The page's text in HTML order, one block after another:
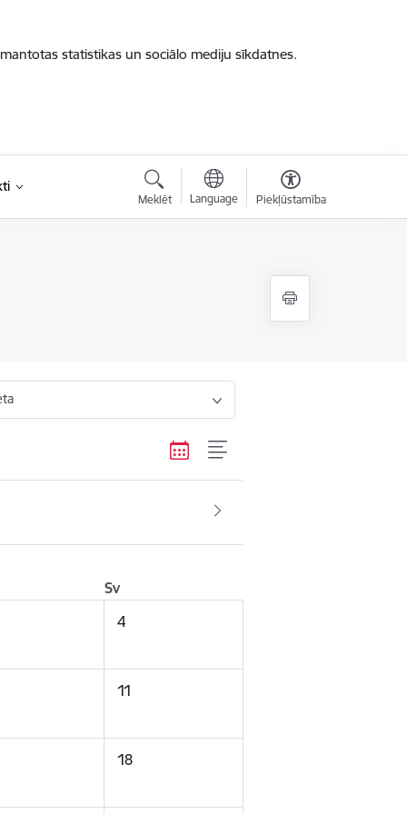
statistikas un sociālo mediju sīkdatnes.
Meklēt Language Piekļūstamība
Sv
4
11
18